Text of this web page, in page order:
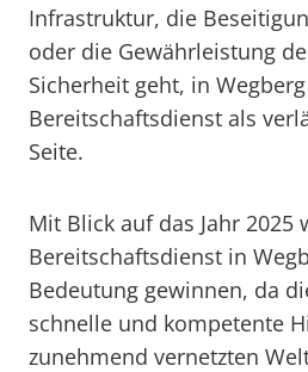
Infrastruktur, die
oder die Gewährleistung
Sicherheit geht, in
Bereitschaftsdienst als
Seite.
Mit Blick auf das Jahr 2025
Bereitschaftsdienst in
Bedeutung gewinnen, da
schnelle und kompetente
zunehmend vernetzten